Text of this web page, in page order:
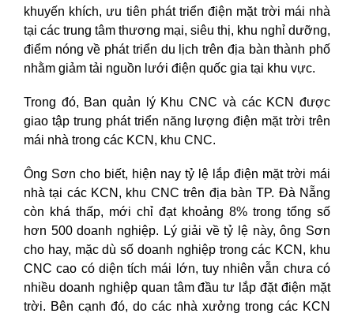
khuyến khích, ưu tiên phát triển điện mặt trời mái nhà
tại các trung tâm thương mại, siêu thị, khu nghỉ dưỡng,
điểm nóng về phát triển du lịch trên địa bàn thành phố
nhằm giảm tải nguồn lưới điện quốc gia tại khu vực.
Trong đó, Ban quản lý Khu CNC và các KCN được
giao tập trung phát triển năng lượng điện mặt trời trên
mái nhà trong các KCN, khu CNC.
Ông Sơn cho biết, hiện nay tỷ lệ lắp điện mặt trời mái
nhà tại các KCN, khu CNC trên địa bàn TP. Đà Nẵng
còn khá thấp, mới chỉ đạt khoảng 8% trong tổng số
hơn 500 doanh nghiệp. Lý giải về tỷ lệ này, ông Sơn
cho hay, mặc dù số doanh nghiệp trong các KCN, khu
CNC cao có diện tích mái lớn, tuy nhiên vẫn chưa có
nhiều doanh nghiệp quan tâm đầu tư lắp đặt điện mặt
trời. Bên cạnh đó, do các nhà xưởng trong các KCN